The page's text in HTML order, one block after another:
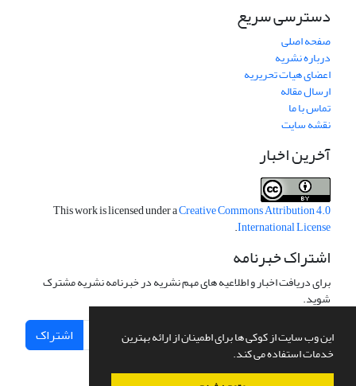
این وب سایت از کوکی ها برای اطمینان از ارائه بهترین
خدمات استفاده می کند.
دسترسی سریع
صفحه اصلی
درباره نشریه
اعضای هیات تحریریه
ارسال مقاله
تماس با ما
نقشه سایت
آخرین اخبار
This work is licensed under aCreative Commons Attribution 4.0
International License
.
اشتراک خبرنامه
برای دریافت اخبار و اطلاعیه های مهم نشریه در خبرنامه نشریه مشترک
شوید.
اشتراک